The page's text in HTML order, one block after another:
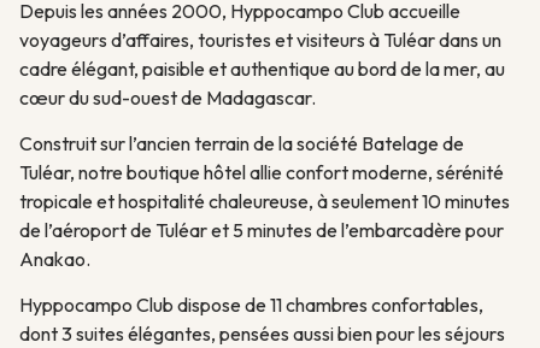
Depuis les années 2000, Hyppocampo Club accueille
voyageurs d’affaires, touristes et visiteurs à Tuléar dans un
cadre élégant, paisible et authentique au bord de la mer, au
cœur du sud-ouest de Madagascar.
Construit sur l’ancien terrain de la société Batelage de
Tuléar, notre boutique hôtel allie confort moderne, sérénité
tropicale et hospitalité chaleureuse, à seulement 10 minutes
de l’aéroport de Tuléar et 5 minutes de l’embarcadère pour
Anakao.
Hyppocampo Club dispose de 11 chambres confortables,
dont 3 suites élégantes, pensées aussi bien pour les séjours